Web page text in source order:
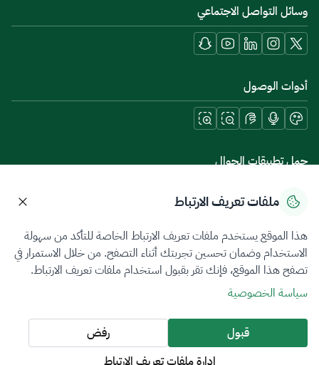
وسائل التواصل الاجتماعي
أدوات الوصول
حمل تطبيقات الجوال
سياسة الخصوصيةشروط الاستخدامخريطة الموقع
جميع الحقوق محفوظة 2026 © ZATCA.GOV.SA
تم تطويره وصيانته بواسطة هيئة الزكاة والضريبة والجمارك
آخر تحديث للموقع في
ملفات تعريف الارتباط
هذا الموقع يستخدم ملفات تعريف الارتباط الخاصة للتأكد من سهولة
الاستخدام وضمان تحسين تجربتك أثناء التصفح. من خلال الاستمرار في
تصفح هذا الموقع، فإنك تقر بقبول استخدام ملفات تعريف الارتباط.
سياسة الخصوصية
قبول
رفض
إدارة ملفات تعريف الارتباط